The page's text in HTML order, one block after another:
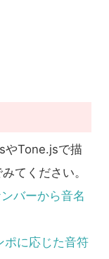
やTone.jsで描
てください。
バーから音名
ポに応じた音符